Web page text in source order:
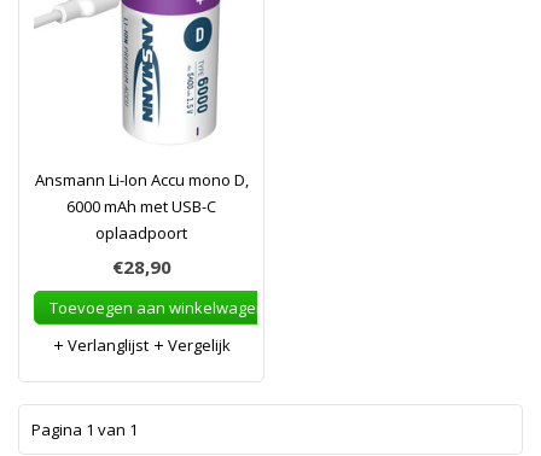
Ansmann Li-Ion Accu mono D,
6000 mAh met USB-C
oplaadpoort
€28,90
Toevoegen aan winkelwagen
Verlanglijst
Vergelijk
Pagina 1 van 1